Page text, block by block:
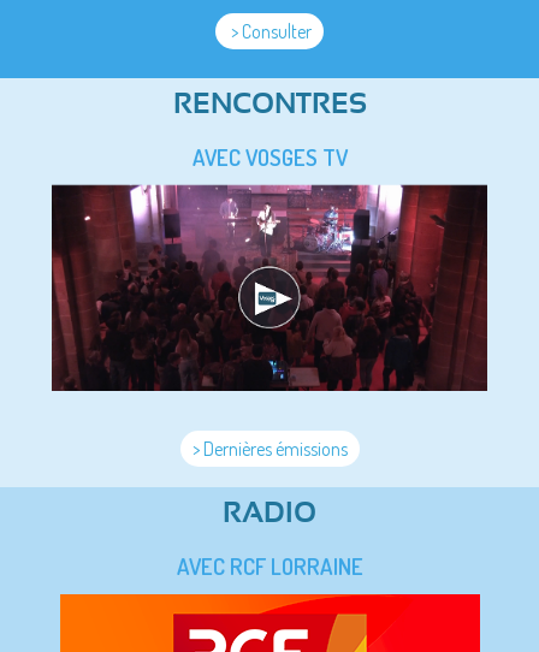
> Consulter
RENCONTRES
AVEC VOSGES TV
> Dernières émissions
RADIO
AVEC RCF LORRAINE